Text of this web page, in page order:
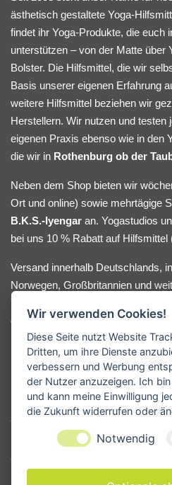
ästhetisch gestaltete Yoga-
findet ihr Yoga-Produkte, die euch
unterstützen – von der Matte über
Bolster. Die Hilfsmittel, die wir
Basis unserer eigenen Erfahrung
weitere Hilfsmittel beziehen wir
Herstellern. Wir nutzen und testen
eigenen Praxis ebenso wie in den
die wir in Rothenburg ob der
Neben dem Shop bieten wir
Ort und online) sowie mehrtägige
B.K.S.-Iyengar an. Yogastudios
bei uns 10 % Rabatt auf
Versand innerhalb Deutschlands,
Norwegen, Großbritannien und
Yoga-Hilfsmittel bequem online
direkt bei uns im Lager abholen.
Beratungswunsch meldet euch
KONTAKT
Yogamanufaktur - Andreas Kunze
Erbsengäßchen 4
91541 Rothenburg ob der Tauber
Wir verwenden Cookies!
Diese Seite nutzt Website
Dritten, um ihre Dienste
verbessern und Werbung
der Nutzer anzuzeigen. Ich
und kann meine Einwilligung
die Zukunft widerrufen oder
Notwendig